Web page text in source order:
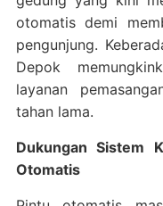
otomatis demi
pengunjung.
Depok
layanan
tahan lama.
Dukungan Sistem
Otomatis